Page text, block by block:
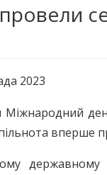
2023
Міжнародний
вперше